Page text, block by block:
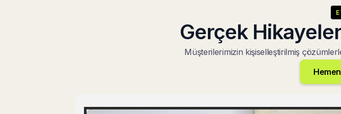
Gerçek
Müşterilerimizin kişiselleştirilmiş